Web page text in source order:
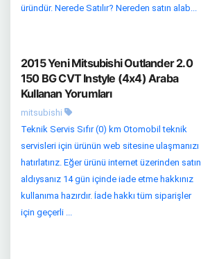
üründür. Nerede Satılır? Nereden satın alab...
2015 Yeni Mitsubishi Outlander 2.0
150 BG CVT Instyle (4x4) Araba
Kullanan Yorumları
mitsubishi
Teknik Servis Sıfır (0) km Otomobil teknik
servisleri için ürünün web sitesine ulaşmanızı
hatırlatırız. Eğer ürünü internet üzerinden satın
aldıysanız 14 gün içinde iade etme hakkınız
kullanıma hazırdır. İade hakkı tüm siparişler
için geçerli ...